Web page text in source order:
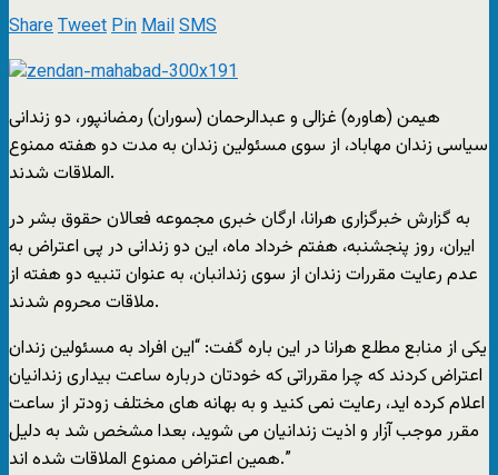
ShareTweetPinMailSMS
هیمن (هاوره) غزالی و عبدالرحمان (سوران) رمضانپور، دو زندانى
سیاسى زندان مهاباد، از سوى مسئولین زندان به مدت دو هفته ممنوع
الملاقات شدند.
به گزارش خبرگزارى هرانا، ارگان خبرى مجموعه فعالان حقوق بشر در
ایران، روز پنجشنبه، هفتم خرداد ماه، این دو زندانى در پى اعتراض به
عدم رعایت مقررات زندان از سوى زندانبان، به عنوان تنبیه دو هفته از
ملاقات محروم شدند.
یکى از منابع مطلع هرانا در این باره گفت: “این افراد به مسئولین زندان
اعتراض کردند که چرا مقرراتى که خودتان درباره ساعت بیدارى زندانیان
اعلام کرده اید، رعایت نمى کنید و به بهانه هاى مختلف زودتر از ساعت
مقرر موجب آزار و اذیت زندانیان مى شوید، بعدا مشخص شد به دلیل
همین اعتراض ممنوع الملاقات شده اند.”